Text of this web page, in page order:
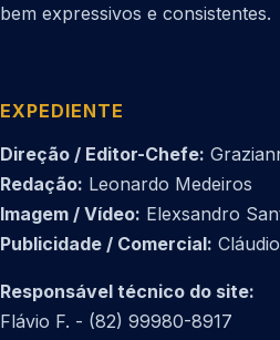
bem expressivos e consistentes.
EXPEDIENTE
Direção / Editor-Chefe:
Redação: Leonardo Medeiros
Imagem / Vídeo: Elexsandro
Publicidade / Comercial:
Responsável técnico do site:
Flávio F. - (82) 99980-8917